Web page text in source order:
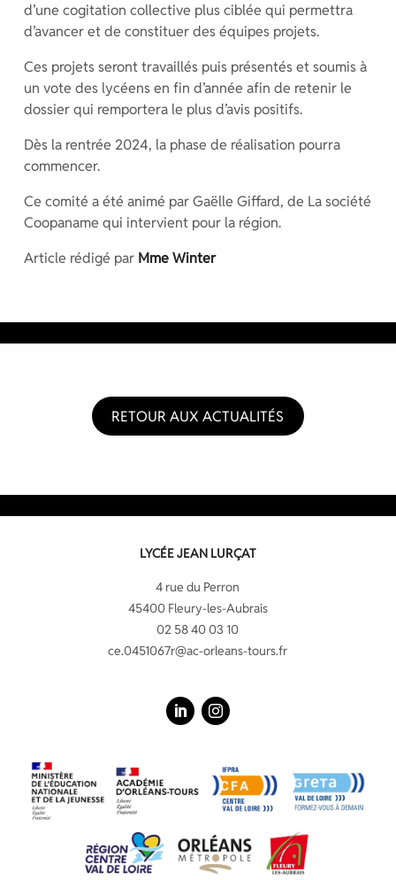
d’une cogitation collective plus ciblée qui permettra
d’avancer et de constituer des équipes projets.
Ces projets seront travaillés puis présentés et soumis à
un vote des lycéens en fin d’année afin de retenir le
dossier qui remportera le plus d’avis positifs.
Dès la rentrée 2024, la phase de réalisation pourra
commencer.
Ce comité a été animé par Gaëlle Giffard, de La société
Coopaname qui intervient pour la région.
Article rédigé par Mme Winter
RETOUR AUX ACTUALITÉS
LYCÉE JEAN LURÇAT
4 rue du Perron
45400 Fleury-les-Aubrais
02 58 40 03 10
ce.0451067r@ac-orleans-tours.fr